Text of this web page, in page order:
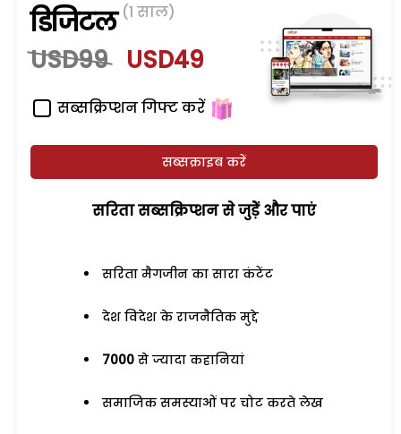
डिजिटल (1 साल)
USD99 USD49
सब्सक्रिप्शन गिफ्ट करें
सब्सक्राइब करें
सरिता सब्सक्रिप्शन से जुड़ेें और पाएं
सरिता मैगजीन का सारा कंटेंट
देश विदेश के राजनैतिक मुद्दे
7000 से ज्यादा कहानियां
समाजिक समस्याओं पर चोट करते लेख